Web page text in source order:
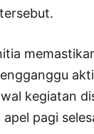
kegiatan
pagi